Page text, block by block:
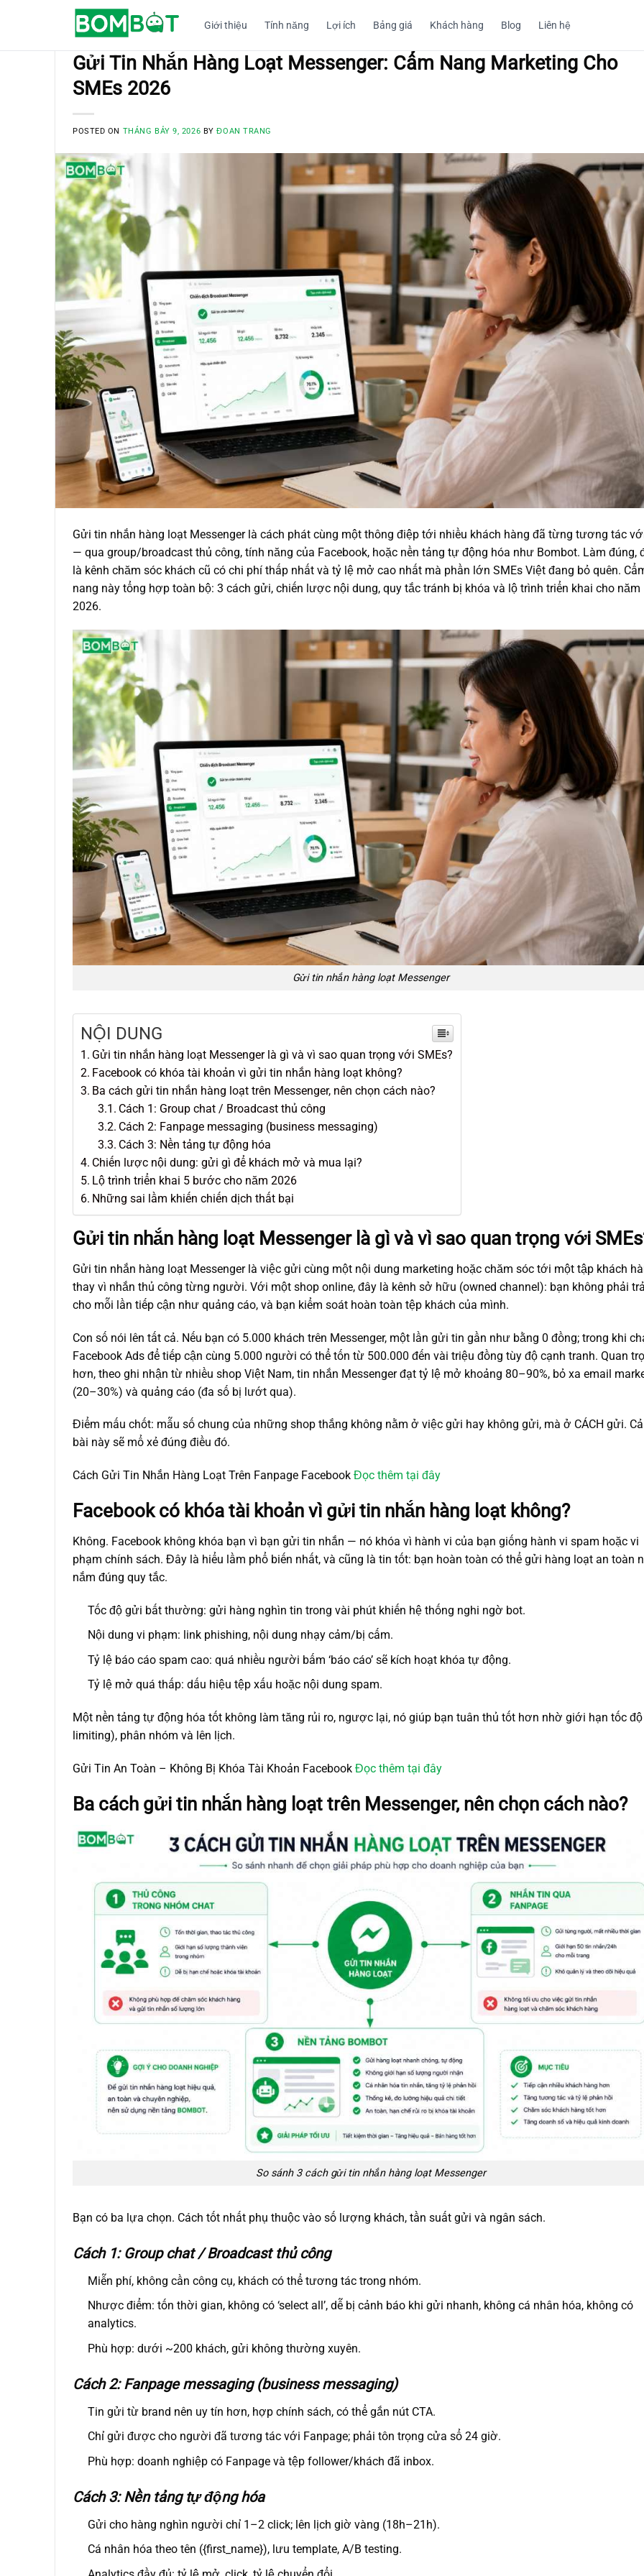
Giới thiệu Tính năng Lợi ích Bảng giá Khách hàng Blog Liên hệ
Gửi Tin Nhắn Hàng Loạt Messenger: Cẩm Nang Marketing Cho
SMEs 2026
POSTED ON THÁNG BẢY 9, 2026 BYĐOAN TRANG
Gửi tin nhắn hàng loạt Messenger là cách phát cùng một thông điệp tới nhiều khách hàng đã từng tương tác
— qua group/broadcast thủ công, tính năng của Facebook, hoặc nền tảng tự động hóa như Bombot. Làm đúng,
là kênh chăm sóc khách cũ có chi phí thấp nhất và tỷ lệ mở cao nhất mà phần lớn SMEs Việt đang bỏ quên.
nang này tổng hợp toàn bộ: 3 cách gửi, chiến lược nội dung, quy tắc tránh bị khóa và lộ trình triển khai cho năm
2026.
Gửi tin nhắn hàng loạt Messenger
NỘI DUNG
Gửi tin nhắn hàng loạt Messenger là gì và vì sao quan trọng với SMEs?
Facebook có khóa tài khoản vì gửi tin nhắn hàng loạt không?
Ba cách gửi tin nhắn hàng loạt trên Messenger, nên chọn cách nào?
Cách 1: Group chat / Broadcast thủ công
Cách 2: Fanpage messaging (business messaging)
Cách 3: Nền tảng tự động hóa
Chiến lược nội dung: gửi gì để khách mở và mua lại?
Lộ trình triển khai 5 bước cho năm 2026
Những sai lầm khiến chiến dịch thất bại
Gửi tin nhắn hàng loạt Messenger là gì và vì sao quan trọng với
Gửi tin nhắn hàng loạt Messenger là việc gửi cùng một nội dung marketing hoặc chăm sóc tới một tập khách
thay vì nhắn thủ công từng người. Với một shop online, đây là kênh sở hữu (owned channel): bạn không phải
cho mỗi lần tiếp cận như quảng cáo, và bạn kiểm soát hoàn toàn tệp khách của mình.
Con số nói lên tất cả. Nếu bạn có 5.000 khách trên Messenger, một lần gửi tin gần như bằng 0 đồng; trong khi
Facebook Ads để tiếp cận cùng 5.000 người có thể tốn từ 500.000 đến vài triệu đồng tùy độ cạnh tranh. Quan
hơn, theo ghi nhận từ nhiều shop Việt Nam, tin nhắn Messenger đạt tỷ lệ mở khoảng 80–90%, bỏ xa email
(20–30%) và quảng cáo (đa số bị lướt qua).
Điểm mấu chốt: mẫu số chung của những shop thắng không nằm ở việc gửi hay không gửi, mà ở CÁCH gửi.
bài này sẽ mổ xẻ đúng điều đó.
Cách Gửi Tin Nhắn Hàng Loạt Trên Fanpage Facebook Đọc thêm tại đây
Facebook có khóa tài khoản vì gửi tin nhắn hàng loạt không?
Không. Facebook không khóa bạn vì bạn gửi tin nhắn — nó khóa vì hành vi của bạn giống hành vi spam hoặc vi
phạm chính sách. Đây là hiểu lầm phổ biến nhất, và cũng là tin tốt: bạn hoàn toàn có thể gửi hàng loạt an toàn
nắm đúng quy tắc.
Tốc độ gửi bất thường: gửi hàng nghìn tin trong vài phút khiến hệ thống nghi ngờ bot.
Nội dung vi phạm: link phishing, nội dung nhạy cảm/bị cấm.
Tỷ lệ báo cáo spam cao: quá nhiều người bấm ‘báo cáo’ sẽ kích hoạt khóa tự động.
Tỷ lệ mở quá thấp: dấu hiệu tệp xấu hoặc nội dung spam.
Một nền tảng tự động hóa tốt không làm tăng rủi ro, ngược lại, nó giúp bạn tuân thủ tốt hơn nhờ giới hạn tốc độ
limiting), phân nhóm và lên lịch.
Gửi Tin An Toàn – Không Bị Khóa Tài Khoản Facebook Đọc thêm tại đây
Ba cách gửi tin nhắn hàng loạt trên Messenger, nên chọn cách nào?
So sánh 3 cách gửi tin nhắn hàng loạt Messenger
Bạn có ba lựa chọn. Cách tốt nhất phụ thuộc vào số lượng khách, tần suất gửi và ngân sách.
Cách 1: Group chat / Broadcast thủ công
Miễn phí, không cần công cụ, khách có thể tương tác trong nhóm.
Nhược điểm: tốn thời gian, không có ‘select all’, dễ bị cảnh báo khi gửi nhanh, không cá nhân hóa, không có
analytics.
Phù hợp: dưới ~200 khách, gửi không thường xuyên.
Cách 2: Fanpage messaging (business messaging)
Tin gửi từ brand nên uy tín hơn, hợp chính sách, có thể gắn nút CTA.
Chỉ gửi được cho người đã tương tác với Fanpage; phải tôn trọng cửa sổ 24 giờ.
Phù hợp: doanh nghiệp có Fanpage và tệp follower/khách đã inbox.
Cách 3: Nền tảng tự động hóa
Gửi cho hàng nghìn người chỉ 1–2 click; lên lịch giờ vàng (18h–21h).
Cá nhân hóa theo tên ({first_name}), lưu template, A/B testing.